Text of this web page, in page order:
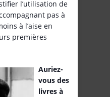
l’utilisation de
pas à
à l’aise en
premières
Auriez-
vous des
livres à